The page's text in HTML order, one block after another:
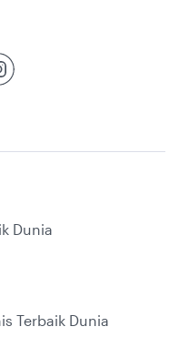
Dunia
Terbaik Dunia